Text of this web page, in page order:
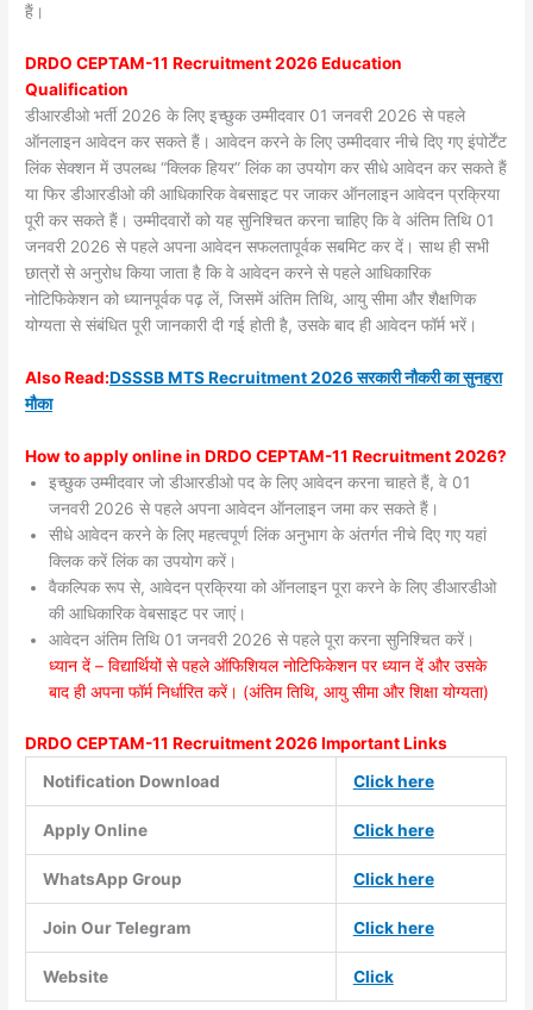
हैं।
DRDO CEPTAM-11 Recruitment 2026 Education
Qualification
डीआरडीओ भर्ती 2026 के लिए इच्छुक उम्मीदवार 01 जनवरी 2026 से पहले
ऑनलाइन आवेदन कर सकते हैं। आवेदन करने के लिए उम्मीदवार नीचे दिए गए इंपोर्टेंट
लिंक सेक्शन में उपलब्ध “क्लिक हियर” लिंक का उपयोग कर सीधे आवेदन कर सकते हैं
या फिर डीआरडीओ की आधिकारिक वेबसाइट पर जाकर ऑनलाइन आवेदन प्रक्रिया
पूरी कर सकते हैं। उम्मीदवारों को यह सुनिश्चित करना चाहिए कि वे अंतिम तिथि 01
जनवरी 2026 से पहले अपना आवेदन सफलतापूर्वक सबमिट कर दें। साथ ही सभी
छात्रों से अनुरोध किया जाता है कि वे आवेदन करने से पहले आधिकारिक
नोटिफिकेशन को ध्यानपूर्वक पढ़ लें, जिसमें अंतिम तिथि, आयु सीमा और शैक्षणिक
योग्यता से संबंधित पूरी जानकारी दी गई होती है, उसके बाद ही आवेदन फॉर्म भरें।
AlsoRead:DSSSB MTS Recruitment 2026 सरकारी नौकरी का सुनहरा
मौका
How to apply online in DRDO CEPTAM-11 Recruitment 2026?
इच्छुक उम्मीदवार जो डीआरडीओ पद के लिए आवेदन करना चाहते हैं, वे 01
जनवरी 2026 से पहले अपना आवेदन ऑनलाइन जमा कर सकते हैं।
सीधे आवेदन करने के लिए महत्वपूर्ण लिंक अनुभाग के अंतर्गत नीचे दिए गए यहां
क्लिक करें लिंक का उपयोग करें।
वैकल्पिक रूप से, आवेदन प्रक्रिया को ऑनलाइन पूरा करने के लिए डीआरडीओ
की आधिकारिक वेबसाइट पर जाएं।
आवेदन अंतिम तिथि 01 जनवरी 2026 से पहले पूरा करना सुनिश्चित करें।
ध्यान दें – विद्यार्थियों से पहले ऑफिशियल नोटिफिकेशन पर ध्यान दें और उसके
बाद ही अपना फॉर्म निर्धारित करें। (अंतिम तिथि, आयु सीमा और शिक्षा योग्यता)
DRDO CEPTAM-11 Recruitment 2026 Important Links
Notification Download
Click here
Apply Online Click here
WhatsApp Group Click here
Join Our Telegram Click here
Website Click